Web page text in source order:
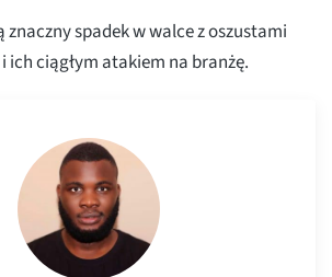
spadek w walce z oszustami
ciągłym atakiem na branżę.